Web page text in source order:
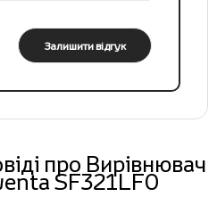
Залишити відгук
про Вирівнювач
SF321LF0